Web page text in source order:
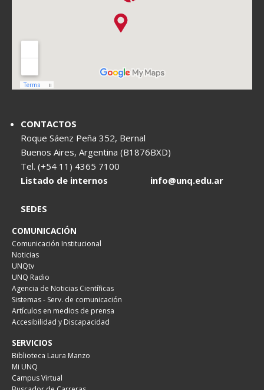
CONTACTOS
Roque Sáenz Peña 352, Bernal
Buenos Aires, Argentina (B1876BXD)
Tel. (+54 11) 4365 7100
Listado de internos
info@unq.edu.ar
SEDES
COMUNICACIÓN
Comunicación Institucional
Noticias
UNQtv
UNQ Radio
Agencia de Noticias Científicas
Sistemas - Serv. de comunicación
Artículos en medios de prensa
Accesibilidad y Discapacidad
SERVICIOS
Biblioteca Laura Manzo
Mi UNQ
Campus Virtual